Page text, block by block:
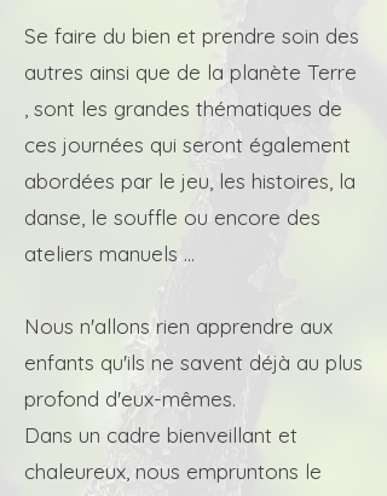
Se faire du bien et prendre soin des
autres ainsi que de la planète Terre
, sont les grandes thématiques de
ces journées qui seront également
abordées par le jeu, les histoires, la
danse, le souffle ou encore des
ateliers manuels ...
Nous n'allons rien apprendre aux
enfants qu'ils ne savent déjà au plus
profond d'eux-mêmes.
Dans un cadre bienveillant et
chaleureux, nous empruntons le